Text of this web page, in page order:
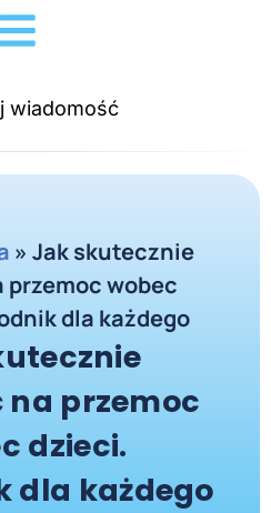
wiadomość
» Jak skutecznie
przemoc wobec
dla każdego
na przemoc
dzieci.
dla każdego